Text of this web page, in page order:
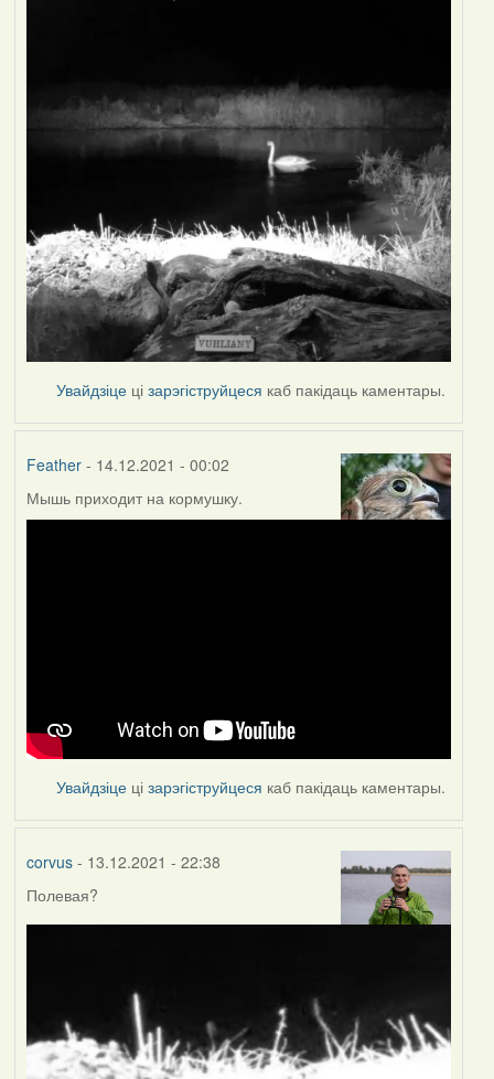
Увайдзіце цізарэгіструйцеся каб пакідаць каментары.
Feather- 14.12.2021 - 00:02
Мышь приходит на кормушку.
Увайдзіце цізарэгіструйцеся каб пакідаць каментары.
corvus- 13.12.2021 - 22:38
Полевая?